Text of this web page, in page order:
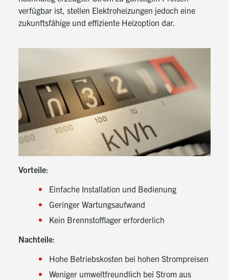
verfügbar ist, stellen Elektroheizungen jedoch eine
zukunftsfähige und effiziente Heizoption dar.
Vorteile:
Einfache Installation und Bedienung
Geringer Wartungsaufwand
Kein Brennstofflager erforderlich
Nachteile:
Hohe Betriebskosten bei hohen Strompreisen
Weniger umweltfreundlich bei Strom aus